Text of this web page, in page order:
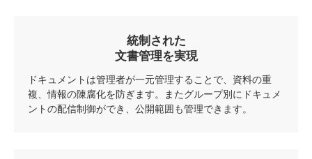
統制された
文書管理を実現
ドキュメントは管理者が一元管理することで、資料の重
複、情報の陳腐化を防ぎます。またグループ別にドキュメ
ントの配信制御ができ、公開範囲も管理できます。